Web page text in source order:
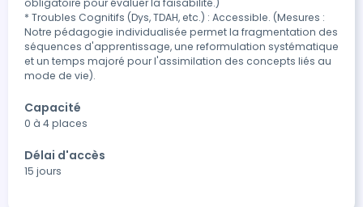
obligatoire pour évaluer la faisabilité.)
* Troubles Cognitifs (Dys, TDAH, etc.) : Accessible. (Mesures :
Notre pédagogie individualisée permet la fragmentation des
séquences d'apprentissage, une reformulation systématique
et un temps majoré pour l'assimilation des concepts liés au
Capacité
0 à 4 places
Délai d'accès
15 jours